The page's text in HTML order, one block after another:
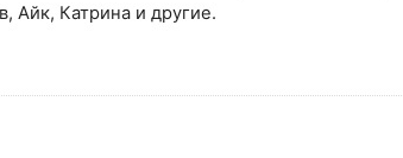
Айк, Катрина и другие.